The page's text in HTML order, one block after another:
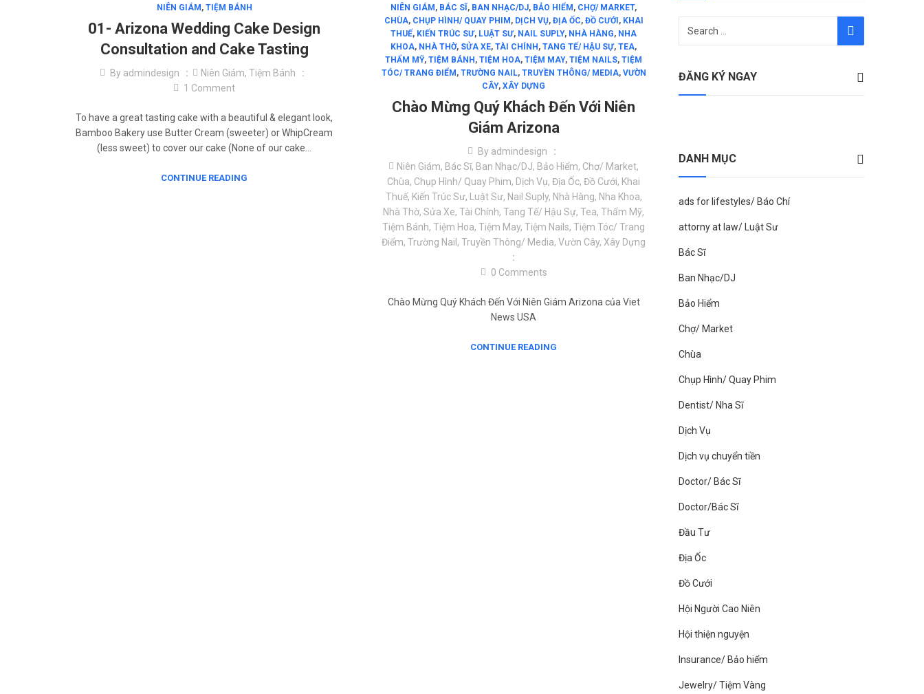
NIÊN GIÁM, TIỆM BÁNH
01- Arizona Wedding Cake Design
Consultation and Cake Tasting
By admindesign Niên Giám, Tiệm Bánh
1 Comment
To have a great tasting cake with a beautiful & elegant look,
Bamboo Bakery use Butter Cream (sweeter) or WhipCream
(less sweet) to cover our cake (None of our cake…
CONTINUE READING
NIÊN GIÁM, BÁC SĨ, BAN NHẠC/DJ, BẢO HIỂM, CHỢ/ MARKET,
CHÙA, CHỤP HÌNH/ QUAY PHIM, DỊCH VỤ, ĐỊA ỐC, ĐỒ CƯỚI, KHAI
THUẾ, KIẾN TRÚC SƯ, LUẬT SƯ, NAIL SUPLY, NHÀ HÀNG, NHA
KHOA, NHÀ THỜ, SỬA XE, TÀI CHÍNH, TANG TẾ/ HẬU SỰ, TEA,
THẨM MỸ, TIỆM BÁNH, TIỆM HOA, TIỆM MAY, TIỆM NAILS, TIỆM
TÓC/ TRANG ĐIỂM, TRƯỜNG NAIL, TRUYỀN THÔNG/ MEDIA, VƯỜN
CÂY, XÂY DỰNG
Chào Mừng Quý Khách Đến Với Niên
Giám Arizona
By admindesign
Niên Giám, Bác Sĩ, Ban Nhạc/DJ, Bảo Hiểm, Chợ/ Market,
Chùa, Chụp Hình/ Quay Phim, Dịch Vụ, Địa Ốc, Đồ Cưới, Khai
Thuế, Kiến Trúc Sư, Luật Sư, Nail Suply, Nhà Hàng, Nha Khoa,
Nhà Thờ, Sửa Xe, Tài Chính, Tang Tế/ Hậu Sự, Tea, Thẩm Mỹ,
Tiệm Bánh, Tiệm Hoa, Tiệm May, Tiệm Nails, Tiệm Tóc/ Trang
Điểm, Trường Nail , Truyền Thông/ Media, Vườn Cây, Xây Dựng
0 Comments
Chào Mừng Quý Khách Đến Với Niên Giám Arizona của Viet
News USA
CONTINUE READING
ĐĂNG KÝ NGAY
DANH MỤC
ads for lifestyles/ Báo Chí
attorny at law/ Luật Sư
Bác Sĩ
Ban Nhạc/DJ
Bảo Hiểm
Chợ/ Market
Chùa
Chụp Hình/ Quay Phim
Dentist/ Nha Sĩ
Dịch Vụ
Dịch vụ chuyển tiền
Doctor/ Bác Sĩ
Doctor/Bác Sĩ
Đầu Tư
Địa Ốc
Đồ Cưới
Hội Người Cao Niên
Hội thiện nguyện
Insurance/ Bảo hiểm
Jewelry/ Tiệm Vàng